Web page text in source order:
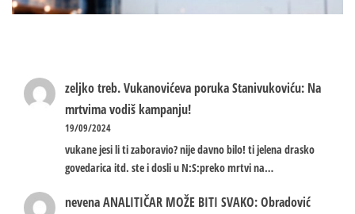
zeljko treb.Vukanovićeva poruka Stanivukoviću: Na
mrtvima vodiš kampanju!
19/09/2024
vukane jesi li ti zaboravio? nije davno bilo! ti jelena drasko
govedarica itd. ste i dosli u N:S:preko mrtvi na…
nevenaANALITIČAR MOŽE BITI SVAKO: Obradović